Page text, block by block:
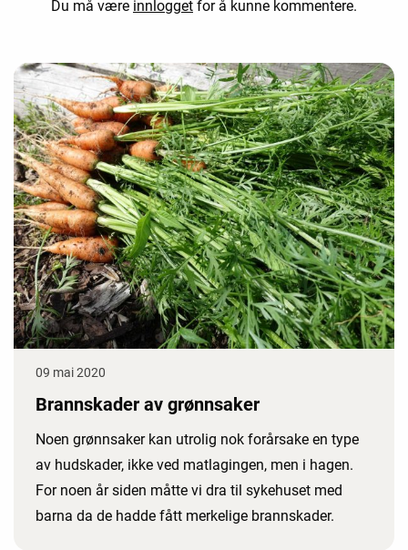
Du må være innlogget for å kunne kommentere.
09 mai 2020
Brannskader av grønnsaker
Noen grønnsaker kan utrolig nok forårsake en type
av hudskader, ikke ved matlagingen, men i hagen.
For noen år siden måtte vi dra til sykehuset med
barna da de hadde fått merkelige brannskader.